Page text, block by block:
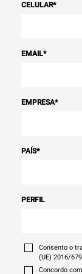
CELULAR*
EMAIL*
EMPRESA*
PAÍS*
PERFIL
Consento o
(UE) 2016/
Concordo